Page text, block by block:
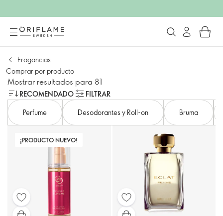
Fragancias
Comprar por producto
Mostrar resultados para 81
RECOMENDADO
FILTRAR
Perfume
Desodorantes y Roll-on Bruma
¡PRODUCTO NUEVO!